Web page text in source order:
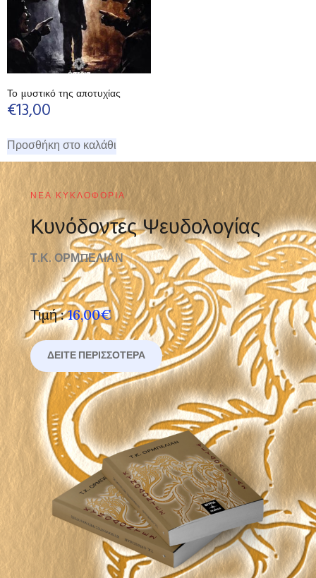
Το μυστικό της αποτυχίας
€13,00
Προσθήκη στο καλάθι
ΝΈΑ ΚΥΚΛΟΦΟΡΊΑ
Κυνόδοντες Ψευδολογίας
Τ.Κ. ΟΡΜΠΕΛΙΑΝ
Τιμή : 16,00€
ΔΕΊΤΕ ΠΕΡΙΣΣΌΤΕΡΑ